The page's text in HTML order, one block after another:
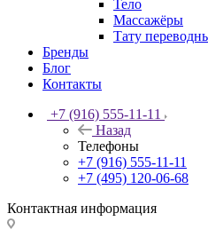
Тело
Массажёры
Тату
Бренды
Блог
Контакты
+7 (916) 555-11-11
Назад
Телефоны
+7 (916) 555-11-11
+7 (495) 120-06-68
Контактная информация